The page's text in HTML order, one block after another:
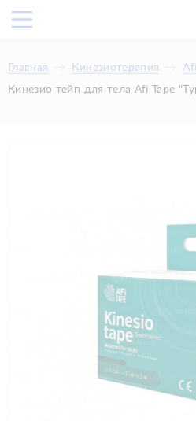
Главная Кинезиотерапия
Кинезио тейп для тела Afi Tape